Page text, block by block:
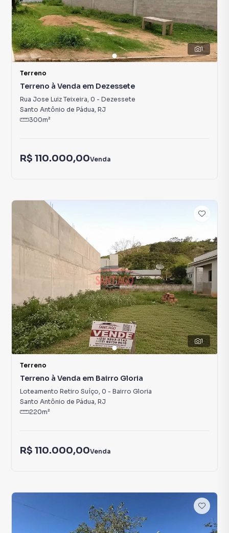
1
Terreno
Terreno à Venda em Dezessete
Rua Jose Luiz Teixeira, 0 - Dezessete
Santo Antônio de Pádua, RJ
300m²
R$ 110.000,00Venda
1
Terreno
Terreno à Venda em Bairro Gloria
Loteamento Retiro Suíço, 0 - Bairro Gloria
Santo Antônio de Pádua, RJ
220m²
R$ 110.000,00Venda